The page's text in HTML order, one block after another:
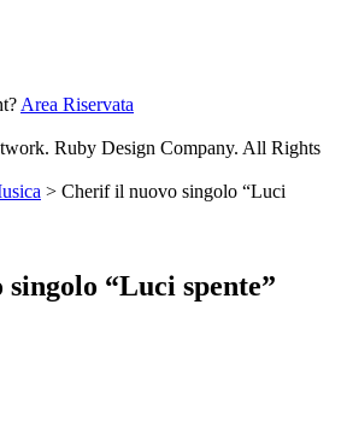
Area Riservata
Ruby Design Company. All Rights
> Cherif il nuovo singolo “Luci
“Luci spente”